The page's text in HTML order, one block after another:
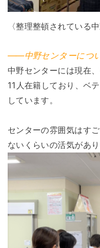
〈整理整頓されている
――中野センターにつ
中野センターには現在
11人在籍しており、ベ
しています。
センターの雰囲気はす
ないくらいの活気があり